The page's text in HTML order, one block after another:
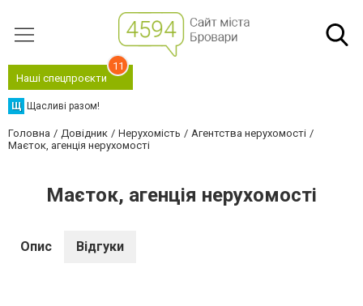
Наші спецпроєкти
11
Щ Щасливі разом!
Головна Довідник Нерухомість
Агентства нерухомості
Маєток, агенція нерухомості
Маєток, агенція нерухомості
Опис Відгуки